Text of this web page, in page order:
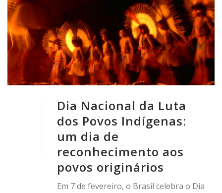
Dia Nacional da Luta
dos Povos Indígenas:
um dia de
reconhecimento aos
povos originários
Em 7 de fevereiro, o Brasil celebra o Dia